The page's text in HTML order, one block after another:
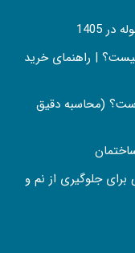
1405
| راهنمای خرید
(محاسبه دقیق
جلوگیری از نم و